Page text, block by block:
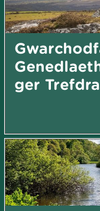
ger